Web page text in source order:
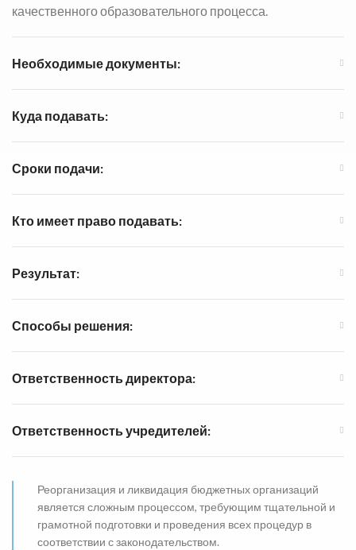
качественного образовательного процесса.
Необходимые документы:
Куда подавать:
Сроки подачи:
Кто имеет право подавать:
Результат:
Способы решения:
Ответственность директора:
Ответственность учредителей:
Реорганизация и ликвидация бюджетных организаций
является сложным процессом, требующим тщательной и
грамотной подготовки и проведения всех процедур в
соответствии с законодательством.